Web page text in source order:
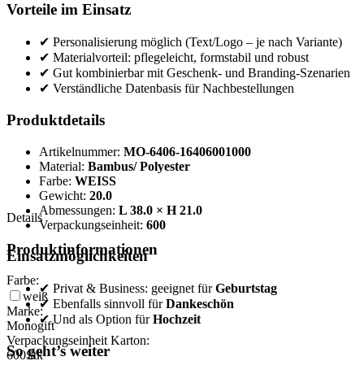
Vorteile im Einsatz
✔ Personalisierung möglich (Text/Logo – je nach Variante)
✔ Materialvorteil: pflegeleicht, formstabil und robust
✔ Gut kombinierbar mit Geschenk- und Branding-Szenarien
✔ Verständliche Datenbasis für Nachbestellungen
Produktdetails
Artikelnummer: MO-6406-16406001000
Material: Bambus/ Polyester
Farbe: WEISS
Gewicht: 20.0
Abmessungen: L 38.0 × H 21.0
Verpackungseinheit: 600
Einsatzmöglichkeiten
✔ Privat & Business: geeignet fürGeburtstag
✔ Ebenfalls sinnvoll fürDankeschön
✔ Und als Option fürHochzeit
So geht’s weiter
Details
Produktinformationen
Farbe:
weiß
Marke:
Monogift
Verpackungseinheit Karton:
600Stk